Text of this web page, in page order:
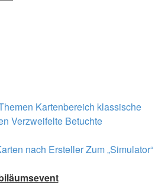
Kartenbereich klassische
Verzweifelte Betuchte
nach ErstellerZum „Simulator“